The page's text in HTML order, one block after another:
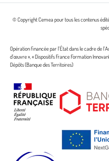
© Copyright Cemea pour tous les contenus
Opération financée par l’État dans le cadre de
d’œuvre », « Dispositifs France Formation
Dépôts (Banque des Territoires)